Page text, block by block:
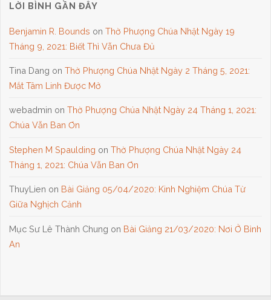
LỜI BÌNH GẦN ĐÂY
Benjamin R. Bounds onThờ Phượng Chúa Nhật Ngày 19
Tháng 9, 2021: Biết Thì Vẫn Chưa Đủ
Tina Dang onThờ Phượng Chúa Nhật Ngày 2 Tháng 5, 2021:
Mắt Tâm Linh Được Mở
webadmin onThờ Phượng Chúa Nhật Ngày 24 Tháng 1, 2021:
Chúa Vẫn Ban Ơn
Stephen M Spaulding onThờ Phượng Chúa Nhật Ngày 24
Tháng 1, 2021: Chúa Vẫn Ban Ơn
ThuyLien on Bài Giảng 05/04/2020: Kinh Nghiệm Chúa Từ
Giữa Nghịch Cảnh
Mục Sư Lê Thành Chung on Bài Giảng 21/03/2020: Nơi Ở Bình
An